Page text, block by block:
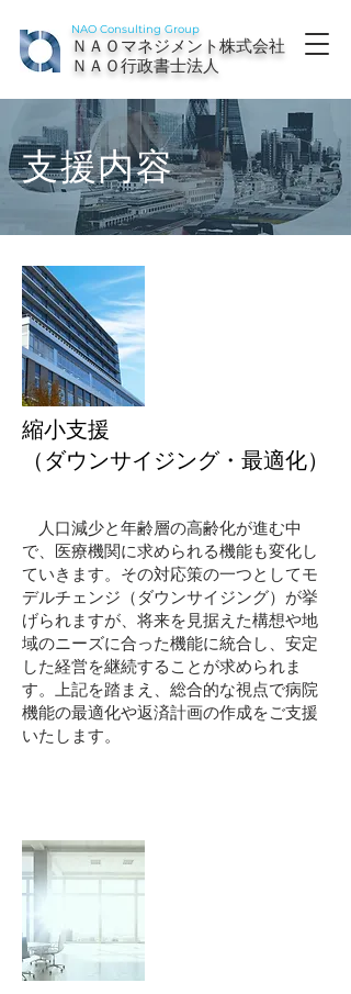
NAO Consulting Group
ＮＡＯマネジメント株式会社
ＮＡＯ行政書士法人
支援内容
縮小支援
​（ダウンサイジング・最適化）
人口減少と年齢層の高齢化が進む中
で、医療機関に求められる機能も変化し
ていきます。その対応策の一つとしてモ
デルチェンジ（ダウンサイジング）が挙
げられますが、将来を見据えた構想や地
域のニーズに合った機能に統合し、安定
した経営を継続することが求められま
す。上記を踏まえ、総合的な視点で病院
機能の最適化や返済計画の作成をご支援
いたします。